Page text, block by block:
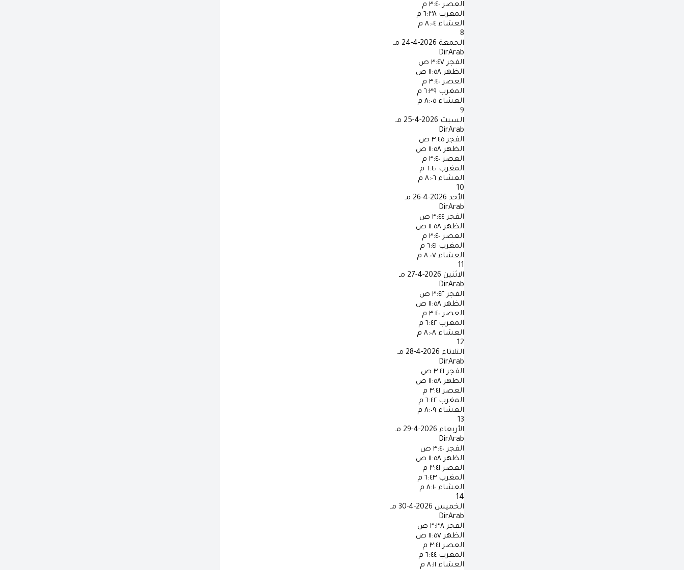
العصر ٣:٤٠ م
المغرب ٦:٣٨ م
العشاء ٨:٠٤ م
8
الجمعة 2026-4-24 مـ
DirArab
الفجر ٣:٤٧ ص
الظهر ١١:٥٨ ص
العصر ٣:٤٠ م
المغرب ٦:٣٩ م
العشاء ٨:٠٥ م
9
السبت 2026-4-25 مـ
DirArab
الفجر ٣:٤٥ ص
الظهر ١١:٥٨ ص
العصر ٣:٤٠ م
المغرب ٦:٤٠ م
العشاء ٨:٠٦ م
10
الأحد 2026-4-26 مـ
DirArab
الفجر ٣:٤٤ ص
الظهر ١١:٥٨ ص
العصر ٣:٤٠ م
المغرب ٦:٤١ م
العشاء ٨:٠٧ م
11
الاثنين 2026-4-27 مـ
DirArab
الفجر ٣:٤٢ ص
الظهر ١١:٥٨ ص
العصر ٣:٤٠ م
المغرب ٦:٤٢ م
العشاء ٨:٠٨ م
12
الثلاثاء 2026-4-28 مـ
DirArab
الفجر ٣:٤١ ص
الظهر ١١:٥٨ ص
العصر ٣:٤١ م
المغرب ٦:٤٢ م
العشاء ٨:٠٩ م
13
الأربعاء 2026-4-29 مـ
DirArab
الفجر ٣:٤٠ ص
الظهر ١١:٥٨ ص
العصر ٣:٤١ م
المغرب ٦:٤٣ م
العشاء ٨:١٠ م
14
الخميس 2026-4-30 مـ
DirArab
الفجر ٣:٣٨ ص
الظهر ١١:٥٧ ص
العصر ٣:٤١ م
المغرب ٦:٤٤ م
العشاء ٨:١١ م